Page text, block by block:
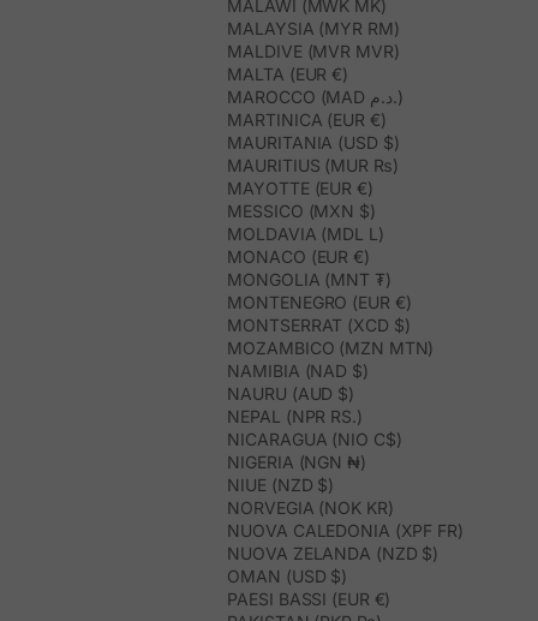
MALAWI (MWK MK)
MALAYSIA (MYR RM)
MALDIVE (MVR MVR)
MALTA (EUR €)
MAROCCO (MAD د.م.)
MARTINICA (EUR €)
MAURITANIA (USD $)
MAURITIUS (MUR ₨)
MAYOTTE (EUR €)
MESSICO (MXN $)
MOLDAVIA (MDL L)
MONACO (EUR €)
MONGOLIA (MNT ₮)
MONTENEGRO (EUR €)
MONTSERRAT (XCD $)
MOZAMBICO (MZN MTN)
NAMIBIA (NAD $)
NAURU (AUD $)
NEPAL (NPR RS.)
NICARAGUA (NIO C$)
NIGERIA (NGN ₦)
NIUE (NZD $)
NORVEGIA (NOK KR)
NUOVA CALEDONIA (XPF FR)
NUOVA ZELANDA (NZD $)
OMAN (USD $)
PAESI BASSI (EUR €)